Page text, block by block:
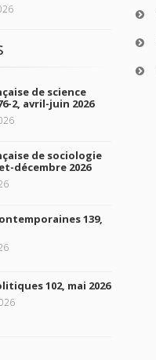
de science
2, avril-juin 2026
de sociologie
décembre 2026
139,
102, mai 2026